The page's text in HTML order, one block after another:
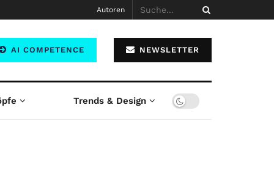
Autoren
AI COMPETENCE NEWSLETTER
Trends & Design